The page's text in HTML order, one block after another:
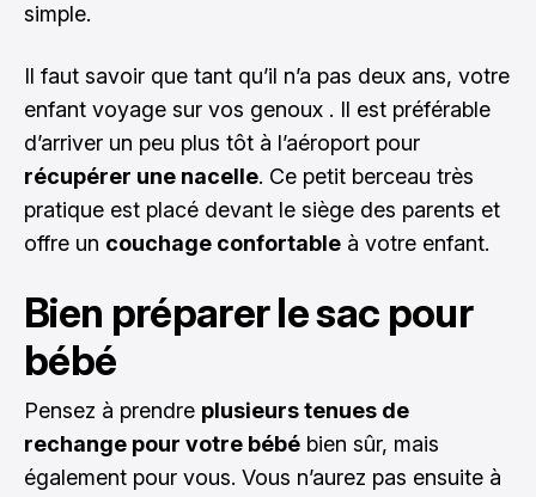
simple.
Il faut savoir que tant qu’il n’a pas deux ans, votre
enfant voyage sur vos genoux . Il est préférable
d’arriver un peu plus tôt à l’aéroport pour
récupérer une nacelle. Ce petit berceau très
pratique est placé devant le siège des parents et
offre un couchage confortable à votre enfant.
Bien préparer le sac pour
bébé
Pensez à prendre plusieurs tenues de
rechange pour votre bébé bien sûr, mais
également pour vous. Vous n’aurez pas ensuite à